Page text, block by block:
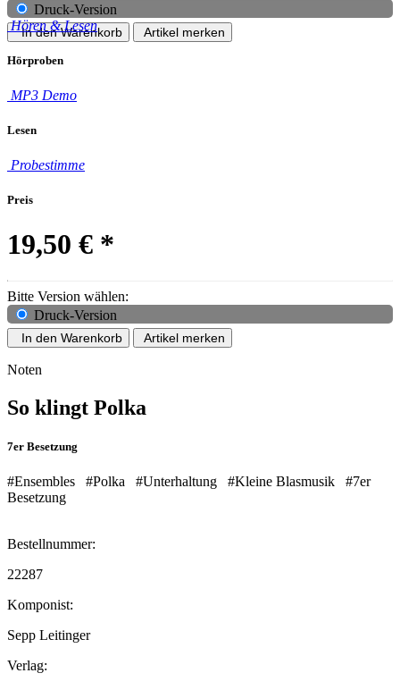
Druck-Version
In den Warenkorb Artikel merken
Hören & Lesen
Hörproben
MP3 Demo
Lesen
Probestimme
Preis
19,50 € *
Bitte Version wählen:
Druck-Version
In den Warenkorb Artikel merken
Noten
So klingt Polka
7er Besetzung
#Ensembles #Polka #Unterhaltung #Kleine Blasmusik
#7er
Besetzung
Bestellnummer:
22287
Komponist:
Sepp Leitinger
Verlag: